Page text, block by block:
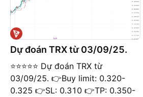
Dự đoán TRX từ 03/09/25.
⭐️⭐️⭐️⭐️⭐️ Dự đoán TRX từ
03/09/25. 👉Buy limit: 0.320-
0.325 👉SL: 0.310 👉TP: 0.350-